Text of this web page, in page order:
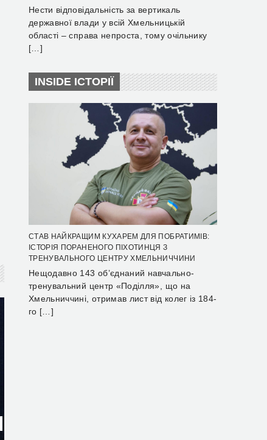
Нести відповідальність за вертикаль
державної влади у всій Хмельницькій
області – справа непроста, тому очільнику
[…]
INSIDE ІСТОРІЇ
СТАВ НАЙКРАЩИМ КУХАРЕМ ДЛЯ ПОБРАТИМІВ:
ІСТОРІЯ ПОРАНЕНОГО ПІХОТИНЦЯ З
ТРЕНУВАЛЬНОГО ЦЕНТРУ ХМЕЛЬНИЧЧИНИ
Нещодавно 143 об’єднаний навчально-
тренувальний центр «Поділля», що на
Хмельниччині, отримав лист від колег із 184-
го […]